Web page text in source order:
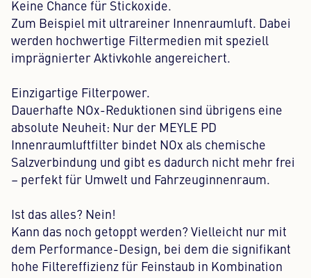
Keine Chance für Stickoxide.
Zum Beispiel mit ultrareiner Innenraumluft. Dabei
werden hochwertige Filtermedien mit speziell
imprägnierter Aktivkohle angereichert.
Einzigartige Filterpower.
Dauerhafte NOx-Reduktionen sind übrigens eine
absolute Neuheit: Nur der MEYLE PD
Innenraumluftfilter bindet NOx als chemische
Salzverbindung und gibt es dadurch nicht mehr frei
– perfekt für Umwelt und Fahrzeuginnenraum.
Ist das alles? Nein!
Kann das noch getoppt werden? Vielleicht nur mit
dem Performance-Design, bei dem die signifikant
hohe Filtereffizienz für Feinstaub in Kombination